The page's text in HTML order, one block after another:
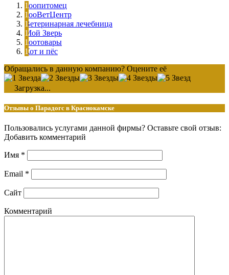
Зоопитомец
ЗооВетЦентр
Ветеринарная лечебница
Мой Зверь
Зоотовары
Кот и пёс
Обращались в данную компанию? Оцените её
Загрузка...
Отзывы о Парадогс в Краснокамске
Пользовались услугами данной фирмы? Оставьте свой отзыв:
Добавить комментарий
Имя *
Email *
Сайт
Комментарий